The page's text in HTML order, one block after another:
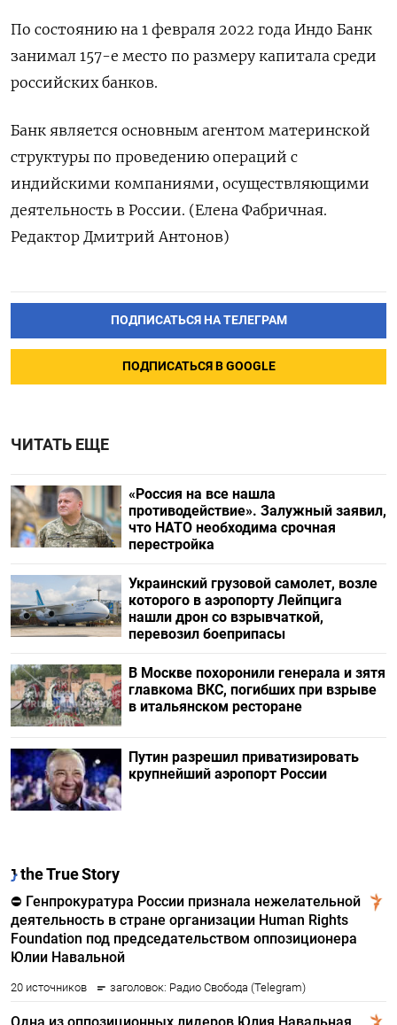
По состоянию на 1 февраля 2022 года Индо Банк
занимал 157-е место по размеру капитала среди
российских банков.
Банк является основным агентом материнской
структуры по проведению операций с
индийскими компаниями, осуществляющими
деятельность в России. (Елена Фабричная.
Редактор Дмитрий Антонов)
ПОДПИСАТЬСЯ НА ТЕЛЕГРАМ
ПОДПИСАТЬСЯ В GOOGLE
ЧИТАТЬ ЕЩЕ
«Россия на все нашла
противодействие». Залужный заявил,
что НАТО необходима срочная
перестройка
Украинский грузовой самолет, возле
которого в аэропорту Лейпцига
нашли дрон со взрывчаткой,
перевозил боеприпасы
В Москве похоронили генерала и зятя
главкома ВКС, погибших при взрыве
в итальянском ресторане
Путин разрешил приватизировать
крупнейший аэропорт России